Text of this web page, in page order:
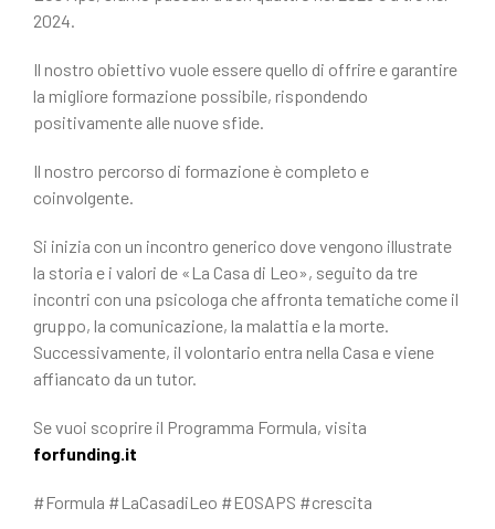
2024.
Il nostro obiettivo vuole essere quello di offrire e garantire
la migliore formazione possibile, rispondendo
positivamente alle nuove sfide.
Il nostro percorso di formazione è completo e
coinvolgente.
Si inizia con un incontro generico dove vengono illustrate
la storia e i valori de «La Casa di Leo», seguito da tre
incontri con una psicologa che affronta tematiche come il
gruppo, la comunicazione, la malattia e la morte.
Successivamente, il volontario entra nella Casa e viene
affiancato da un tutor.
Se vuoi scoprire il Programma Formula, visita
forfunding.it
#Formula #LaCasadiLeo #EOSAPS #crescita